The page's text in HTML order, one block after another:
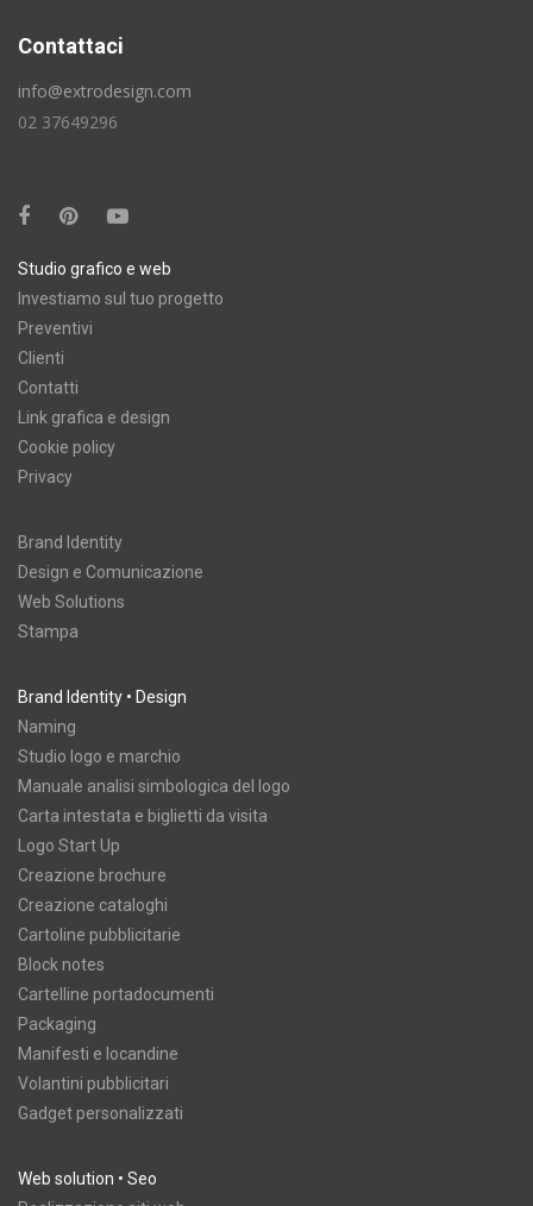
Contattaci
info@extrodesign.com
02 37649296
Studio grafico e web
Investiamo sul tuo progetto
Preventivi
Clienti
Contatti
Link grafica e design
Cookie policy
Privacy
Brand Identity
Design e Comunicazione
Web Solutions
Stampa
Brand Identity • Design
Naming
Studio logo e marchio
Manuale analisi simbologica del logo
Carta intestata e biglietti da visita
Logo Start Up
Creazione brochure
Creazione cataloghi
Cartoline pubblicitarie
Block notes
Cartelline portadocumenti
Packaging
Manifesti e locandine
Volantini pubblicitari
Gadget personalizzati
Web solution • Seo